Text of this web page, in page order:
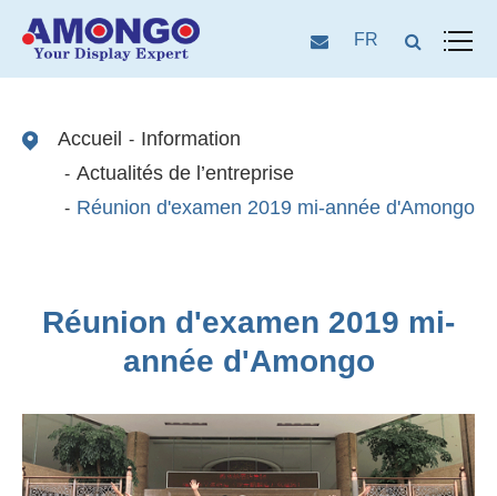
FR
Accueil
Information
Actualités de l’entreprise
Réunion d'examen 2019 mi-année d'Amongo
Réunion d'examen 2019 mi-
année d'Amongo